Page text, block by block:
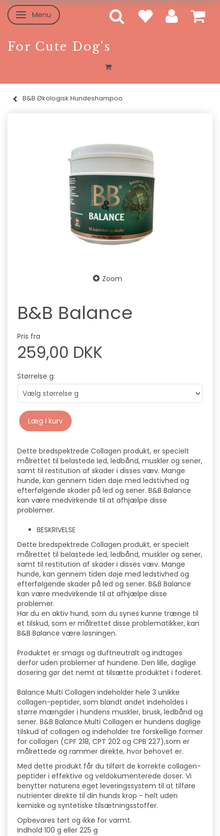
Skifte navigation
Menu
For Cute Dog's
B&B Økologisk Hundeshampoo
Zoom
B&B Balance
Pris fra
259,00 DKK
Størrelse g:
Læg i kurv
Dette bredspektrede Collagen produkt, er specielt
målrettet til belastede led, ledbånd, muskler og sener,
samt til restitution af skader i disses væv. Mange
hunde, kan gennem tiden døje med ledstivhed og
efterfølgende skader på led og sener. B&B Balance
kan være medvirkende til at afhjælpe disse
problemer.
BESKRIVELSE
Dette bredspektrede Collagen produkt, er specielt
målrettet til belastede led, ledbånd, muskler og sener,
samt til restitution af skader i disses væv. Mange
hunde, kan gennem tiden døje med ledstivhed og
efterfølgende skader på led og sener. B&B Balance
kan være medvirkende til at afhjælpe disse
problemer.
Har du en aktiv hund, som du synes kunne trænge til
et tilskud, som er målrettet disse problematikker, kan
B&B Balance være løsningen.
Produktet er smags og duftneutralt og indtages
derfor uden problemer af hundene. Den lille, daglige
dosering gør det nemt at tilsætte produktet i foderet.
Balance Multi Collagen indeholder hele 3 unikke
collagen-peptider, som blandt andet indeholdes i
større mængder i hundens muskler, brusk, ledbånd og
sener. B&B Balance Multi Collagen er hundens daglige
tilskud af collagen og indeholder tre forskellige former
for collagen (CPF 218, CPT 202 og CPB 227),som er
målrettede og rammer direkte, hvor behovet er.
Med dette produkt får du tilført de korrekte collagen-
peptider i effektive og veldokumenterede doser. Vi
benytter naturens eget leveringssystem til at tilføre
nutrienter direkte til din hunds krop - helt uden
kemiske og syntetiske tilsætningsstoffer.
Opbevares tørt og ikke for varmt.
Indhold 100 g eller 225 g